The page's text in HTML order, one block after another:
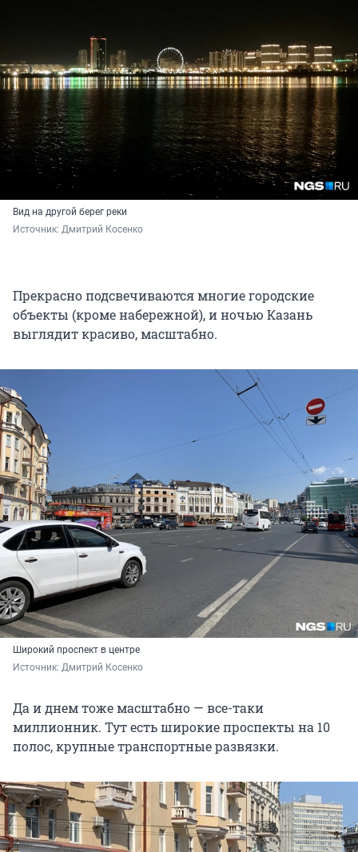
Вид на другой берег реки
Источник: Дмитрий Косенко
Прекрасно подсвечиваются многие городские
объекты (кроме набережной), и ночью Казань
выглядит красиво, масштабно.
Широкий проспект в центре
Источник: Дмитрий Косенко
Да и днем тоже масштабно — все-таки
миллионник. Тут есть широкие проспекты на 10
полос, крупные транспортные развязки.